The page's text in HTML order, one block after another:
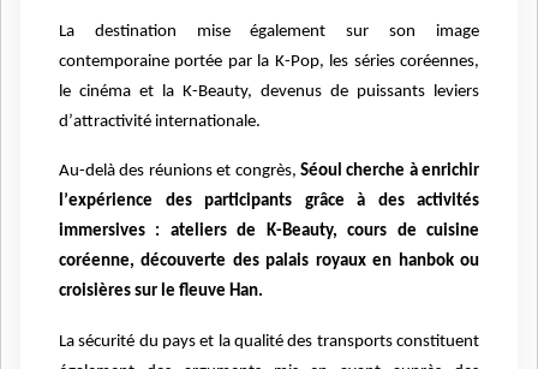
La destination mise également sur son image
contemporaine portée par la K-Pop, les séries coréennes,
le cinéma et la K-Beauty, devenus de puissants leviers
d’attractivité internationale.
Au-delàdes réunions et congrès, Séoul cherche à enrichir
l’expérience des participants grâce à des activités
immersives : ateliers de K-Beauty, cours de cuisine
coréenne, découverte des palais royaux en hanbok ou
croisières sur le fleuve Han.
La sécurité du pays et la qualité des transports constituent